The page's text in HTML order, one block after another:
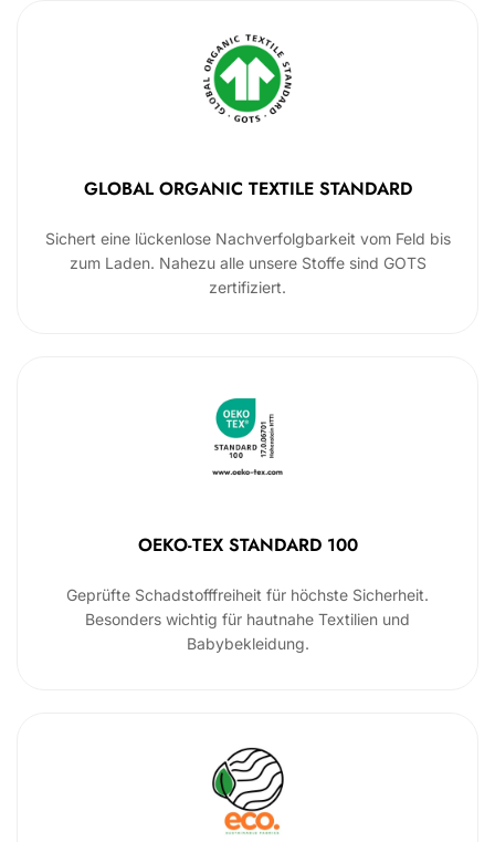
GLOBAL ORGANIC TEXTILE STANDARD
Sichert eine lückenlose Nachverfolgbarkeit vom Feld bis
zum Laden. Nahezu alle unsere Stoffe sind GOTS
zertifiziert.
OEKO-TEX STANDARD 100
Geprüfte Schadstofffreiheit für höchste Sicherheit.
Besonders wichtig für hautnahe Textilien und
Babybekleidung.